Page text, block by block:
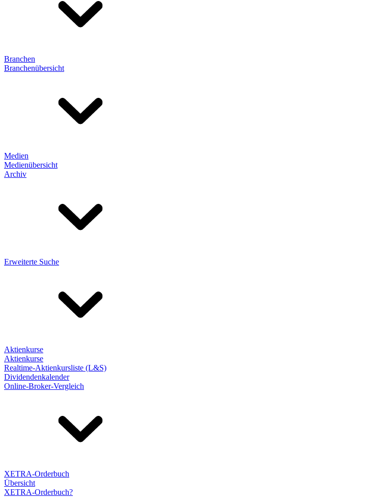
Branchen
Branchenübersicht
Medien
Medienübersicht
Archiv
Erweiterte Suche
Aktienkurse
Aktienkurse
Realtime-Aktienkursliste (L&S)
Dividendenkalender
Online-Broker-Vergleich
XETRA-Orderbuch
Übersicht
XETRA-Orderbuch?